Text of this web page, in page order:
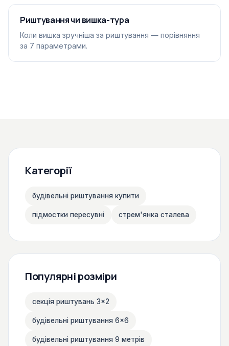
Риштування чи вишка-тура
Коли вишка зручніша за риштування — порівняння
за 7 параметрами.
Категорії
будівельні риштування купити
підмостки пересувні стрем'янка сталева
Популярні розміри
секція риштувань 3×2
будівельні риштування 6×6
будівельні риштування 9 метрів